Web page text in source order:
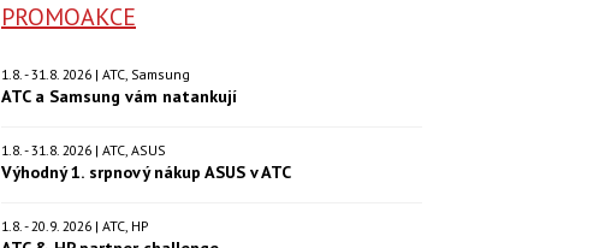
PROMOAKCE
1.8. - 31.8. 2026 | ATC, Samsung
ATC a Samsung vám natankují
1.8. - 31.8. 2026 | ATC, ASUS
Výhodný 1. srpnový nákup ASUS v ATC
1.8. - 20.9. 2026 | ATC, HP